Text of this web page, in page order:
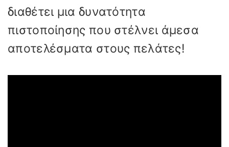
διαθέτει μια δυνατότητα
πιστοποίησης που στέλνει άμεσα
αποτελέσματα στους πελάτες!